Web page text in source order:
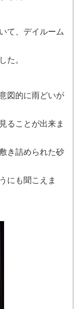
て、デイルーム
た。
図的に雨どいが
ることが出来ま
き詰められた砂
にも聞こえま